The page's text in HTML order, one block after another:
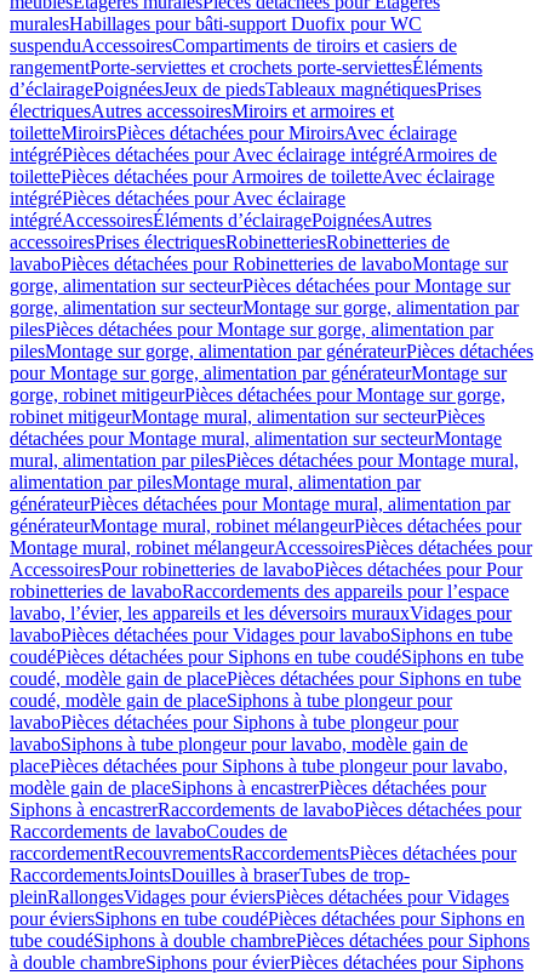
muralesHabillages pour bâti-support Duofix pour WC
suspenduAccessoiresCompartiments de tiroirs et casiers de
rangementPorte-serviettes et crochets porte-serviettesÉléments
d’éclairagePoignéesJeux de piedsTableaux magnétiquesPrises
électriquesAutres accessoiresMiroirs et armoires et
toiletteMiroirsPièces détachées pour MiroirsAvec éclairage
intégréPièces détachées pour Avec éclairage intégréArmoires de
toilettePièces détachées pour Armoires de toiletteAvec éclairage
intégréPièces détachées pour Avec éclairage
intégréAccessoiresÉléments d’éclairagePoignéesAutres
accessoiresPrises électriquesRobinetteriesRobinetteries de
lavaboPièces détachées pour Robinetteries de lavaboMontage sur
gorge, alimentation sur secteurPièces détachées pour Montage sur
gorge, alimentation sur secteurMontage sur gorge, alimentation par
pilesPièces détachées pour Montage sur gorge, alimentation par
pilesMontage sur gorge, alimentation par générateurPièces détachées
pour Montage sur gorge, alimentation par générateurMontage sur
gorge, robinet mitigeurPièces détachées pour Montage sur gorge,
robinet mitigeurMontage mural, alimentation sur secteurPièces
détachées pour Montage mural, alimentation sur secteurMontage
mural, alimentation par pilesPièces détachées pour Montage mural,
alimentation par pilesMontage mural, alimentation par
générateurPièces détachées pour Montage mural, alimentation par
générateurMontage mural, robinet mélangeurPièces détachées pour
Montage mural, robinet mélangeurAccessoiresPièces détachées pour
AccessoiresPour robinetteries de lavaboPièces détachées pour Pour
robinetteries de lavaboRaccordements des appareils pour l’espace
lavabo, l’évier, les appareils et les déversoirs murauxVidages pour
lavaboPièces détachées pour Vidages pour lavaboSiphons en tube
coudéPièces détachées pour Siphons en tube coudéSiphons en tube
coudé, modèle gain de placePièces détachées pour Siphons en tube
coudé, modèle gain de placeSiphons à tube plongeur pour
lavaboPièces détachées pour Siphons à tube plongeur pour
lavaboSiphons à tube plongeur pour lavabo, modèle gain de
placePièces détachées pour Siphons à tube plongeur pour lavabo,
modèle gain de placeSiphons à encastrerPièces détachées pour
Siphons à encastrerRaccordements de lavaboPièces détachées pour
Raccordements de lavaboCoudes de
raccordementRecouvrementsRaccordementsPièces détachées pour
RaccordementsJointsDouilles à braserTubes de trop-
pleinRallongesVidages pour éviersPièces détachées pour Vidages
pour éviersSiphons en tube coudéPièces détachées pour Siphons en
tube coudéSiphons à double chambrePièces détachées pour Siphons
à double chambreSiphons pour évierPièces détachées pour Siphons